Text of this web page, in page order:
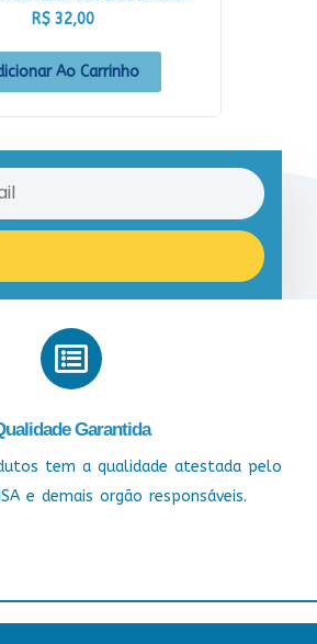
R$32,00
Ao Carrinho
Garantida
tem a qualidade atestada pelo
e demais orgão responsáveis.